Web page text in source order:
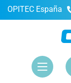
principal
OPITEC España